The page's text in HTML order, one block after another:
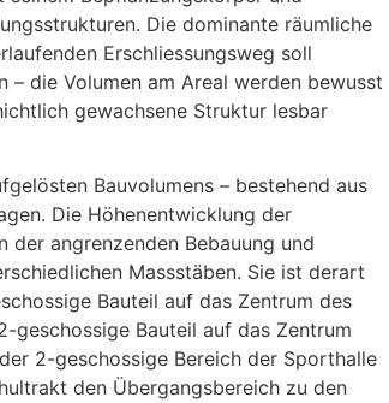
Die dominante räumliche
Erschliessungsweg soll
– die Volumen am Areal werden bewusst
gewachsene Struktur lesbar
Bauvolumens – bestehend aus
Die Höhenentwicklung der
der angrenzenden Bebauung und
Massstäben. Sie ist derart
Bauteil auf das Zentrum des
geschossige Bauteil auf das Zentrum
2-geschossige Bereich der Sporthalle
den Übergangsbereich zu den